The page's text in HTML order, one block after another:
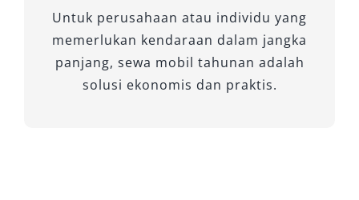
Untuk perusahaan atau individu yang
memerlukan kendaraan dalam jangka
panjang, sewa mobil tahunan adalah
solusi ekonomis dan praktis.